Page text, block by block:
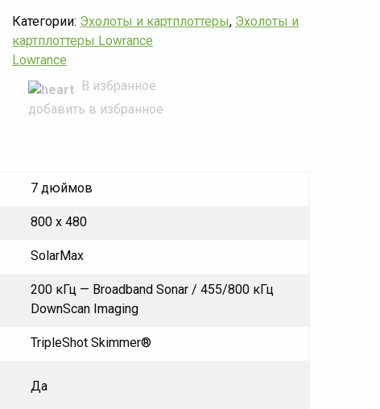
Категории: Эхолоты и картплоттеры, Эхолоты и
картплоттеры Lowrance
Lowrance
В избранное
добавить в избранное
7 дюймов
800 x 480
SolarMax
200 кГц — Broadband Sonar / 455/800 кГц
DownScan Imaging
TripleShot Skimmer®
Да